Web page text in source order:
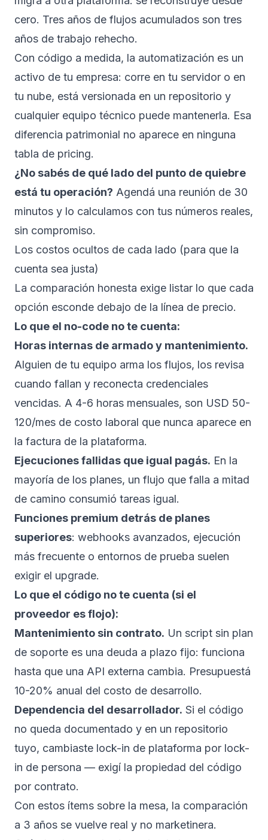
cero. Tres años de flujos acumulados son tres
años de trabajo rehecho.
Con código a medida, la automatización es un
activo de tu empresa: corre en tu servidor o en
tu nube, está versionada en un repositorio y
cualquier equipo técnico puede mantenerla. Esa
diferencia patrimonial no aparece en ninguna
tabla de pricing.
¿No sabés de qué lado del punto de quiebre
está tu operación? Agendá una reunión de 30
minutos y lo calculamos con tus números reales,
sin compromiso.
Los costos ocultos de cada lado (para que la
cuenta sea justa)
La comparación honesta exige listar lo que cada
opción esconde debajo de la línea de precio.
Lo que el no-code no te cuenta:
Horas internas de armado y mantenimiento.
Alguien de tu equipo arma los flujos, los revisa
cuando fallan y reconecta credenciales
vencidas. A 4-6 horas mensuales, son USD 50-
120/mes de costo laboral que nunca aparece en
la factura de la plataforma.
Ejecuciones fallidas que igual pagás. En la
mayoría de los planes, un flujo que falla a mitad
de camino consumió tareas igual.
Funciones premium detrás de planes
superiores: webhooks avanzados, ejecución
más frecuente o entornos de prueba suelen
exigir el upgrade.
Lo que el código no te cuenta (si el
proveedor es flojo):
Mantenimiento sin contrato. Un script sin plan
de soporte es una deuda a plazo fijo: funciona
hasta que una API externa cambia. Presupuestá
10-20% anual del costo de desarrollo.
Dependencia del desarrollador. Si el código
no queda documentado y en un repositorio
tuyo, cambiaste lock-in de plataforma por lock-
in de persona — exigí la propiedad del código
por contrato.
Con estos ítems sobre la mesa, la comparación
a 3 años se vuelve real y no marketinera.